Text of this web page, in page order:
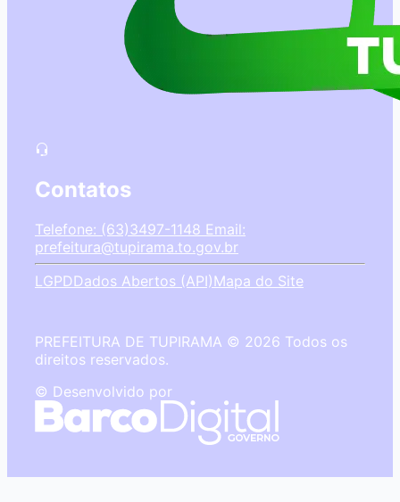
Contatos
Telefone: (63)3497-1148 Email:
prefeitura@tupirama.to.gov.br
LGPDDados Abertos (API)Mapa do Site
PREFEITURA DE TUPIRAMA © 2026 Todos os
direitos reservados.
© Desenvolvido por